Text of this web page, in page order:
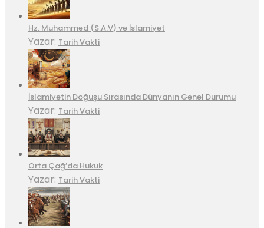
Hz. Muhammed (S.A.V) ve İslamiyet
Yazar: Tarih Vakti
İslamiyetin Doğuşu Sırasında Dünyanın Genel Durumu
Yazar: Tarih Vakti
Orta Çağ’da Hukuk
Yazar: Tarih Vakti